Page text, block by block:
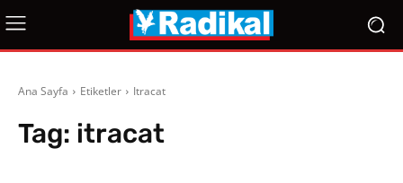
Ana Sayfa Etiketler Itracat
Tag: itracat